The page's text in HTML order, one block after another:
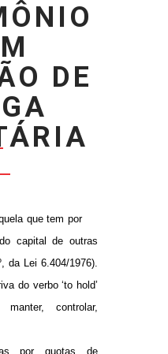
DE
que tem por
capital de outras
da Lei 6.404/1976).
do verbo ‘to hold’
controlar,
por quotas de